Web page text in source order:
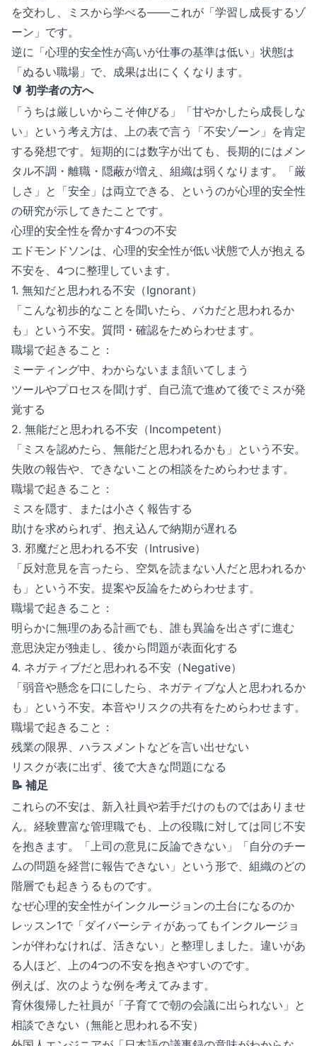
を交わし、ミスから学べる——これが「学習し成長するゾ
ーン」です。
逆に「心理的安全性が高いが仕事の基準は低い」状態は
「ぬるい職場」で、成果は出にくくなります。
🔰 初学者の方へ
「うちは厳しいからこそ伸びる」「甘やかしたら成長しな
い」という考え方は、上の表で言う「不安ゾーン」を肯定
する発想です。短期的には数字が出ても、長期的にはメン
タル不調・離職・隠蔽が増え、組織は弱くなります。「厳
しさ」と「安全」は両立できる、というのが心理的安全性
の研究が示してきたことです。
心理的安全性を脅かす4つの不安
エドモンドソンは、心理的安全性が低い状態で人が抱える
不安を、4つに整理しています。
1. 無知だと思われる不安（Ignorant）
「こんな初歩的なことを聞いたら、バカだと思われるか
も」という不安。質問・確認をためらわせます。
職場で起きること：
ミーティング中、わからないまま頷いてしまう
ツールやプロセスを聞けず、自己流で進めて後でミスが発
覚する
2. 無能だと思われる不安（Incompetent）
「ミスを認めたら、無能だと思われるかも」という不安。
失敗の報告や、できないことの相談をためらわせます。
職場で起きること：
ミスを隠す、または小さく報告する
助けを求められず、抱え込んで納期が遅れる
3. 邪魔だと思われる不安（Intrusive）
「反対意見を言ったら、空気を読まない人だと思われるか
も」という不安。提案や反論をためらわせます。
職場で起きること：
明らかに無理のある計画でも、誰も異論を出さずに進む
意思決定が独走し、後から問題が表面化する
4. ネガティブだと思われる不安（Negative）
「弱音や懸念を口にしたら、ネガティブな人と思われるか
も」という不安。本音やリスクの共有をためらわせます。
職場で起きること：
残業の限界、ハラスメントなどを言い出せない
リスクが表に出ず、後で大きな問題になる
📝 補足
これらの不安は、新入社員や若手だけのものではありませ
ん。経験豊富な管理職でも、上の役職に対しては同じ不安
を抱きます。「上司の意見に反論できない」「自分のチー
ムの問題を経営に報告できない」という形で、組織のどの
階層でも起きうるものです。
なぜ心理的安全性がインクルージョンの土台になるのか
レッスン1で「ダイバーシティがあってもインクルージョ
ンが伴わなければ、活きない」と整理しました。違いがあ
る人ほど、上の4つの不安を抱きやすいのです。
例えば、次のような例を考えてみます。
育休復帰した社員が「子育てで朝の会議に出られない」と
相談できない（無能と思われる不安）